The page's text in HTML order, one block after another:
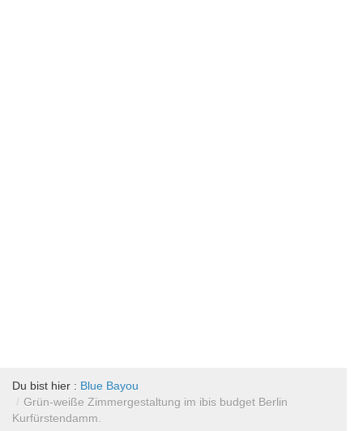
Du bist hier : Blue Bayou
/ Grün-weiße Zimmergestaltung im ibis budget Berlin
Kurfürstendamm.